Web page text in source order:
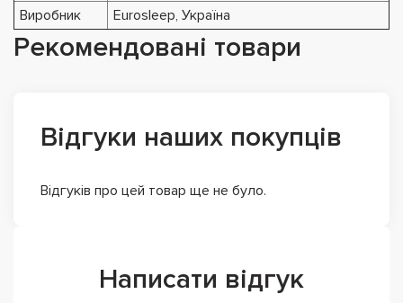
Виробник
Eurosleep, Україна
Рекомендовані товари
Відгуки наших покупців
Відгуків про цей товар ще не було.
Написати відгук